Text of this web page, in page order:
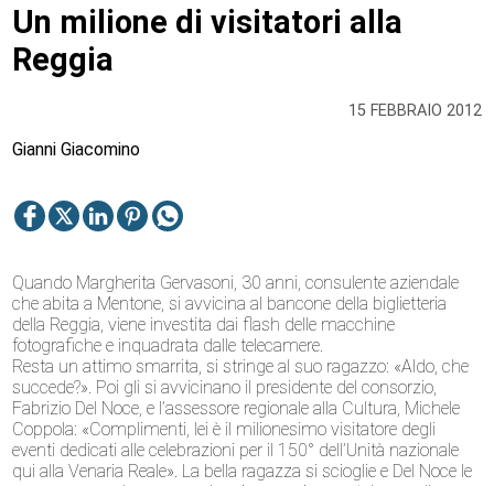
15 FEBBRAIO 2012
Un milione di visitatori alla
Reggia
Gianni Giacomino
Quando Margherita Gervasoni, 30 anni, consulente aziendale
che abita a Mentone, si avvicina al bancone della biglietteria
della Reggia, viene investita dai flash delle macchine
fotografiche e inquadrata dalle telecamere.
Resta un attimo smarrita, si stringe al suo ragazzo: «Aldo, che
succede?». Poi gli si avvicinano il presidente del consorzio,
Fabrizio Del Noce, e l’assessore regionale alla Cultura, Michele
Coppola: «Complimenti, lei è il milionesimo visitatore degli
eventi dedicati alle celebrazioni per il 150° dell’Unità nazionale
qui alla Venaria Reale». La bella ragazza si scioglie e Del Noce le